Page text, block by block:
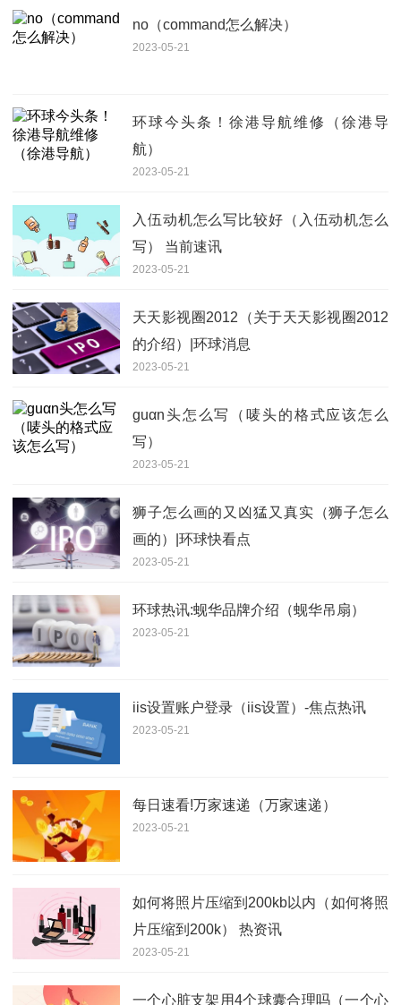
no（command怎么解决）
2023-05-21
环球今头条！徐港导航维修（徐港导
航）
2023-05-21
入伍动机怎么写比较好（入伍动机怎么
写） 当前速讯
2023-05-21
天天影视圈2012（关于天天影视圈2012
的介绍）|环球消息
2023-05-21
guαn头怎么写（唛头的格式应该怎么
写）
2023-05-21
狮子怎么画的又凶猛又真实（狮子怎么
画的）|环球快看点
2023-05-21
环球热讯:蚬华品牌介绍（蚬华吊扇）
2023-05-21
iis设置账户登录（iis设置）-焦点热讯
2023-05-21
每日速看!万家速递（万家速递）
2023-05-21
如何将照片压缩到200kb以内（如何将照
片压缩到200k） 热资讯
2023-05-21
一个心脏支架用4个球囊合理吗（一个心